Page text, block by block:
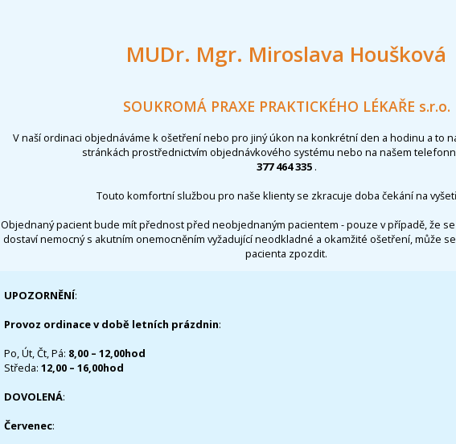
MUDr. Mgr. Miroslava Houšková
SOUKROMÁ PRAXE PRAKTICKÉHO LÉKAŘE s.r.o.
V naší ordinaci objednáváme k ošetření nebo pro jiný úkon na konkrétní den a hodinu a to
stránkách prostřednictvím objednávkového systému nebo na našem
377 464 335 .
Touto komfortní službou pro naše klienty se zkracuje doba čekání na
Objednaný pacient bude mít přednost před neobjednaným pacientem - pouze v případě, že
dostaví nemocný s akutním onemocněním vyžadující neodkladné a okamžité ošetření, může
pacienta zpozdit.
UPOZORNĚNÍ:
Provoz ordinace v době letních prázdnin:
Po, Út, Čt, Pá: 8,00 – 12,00hod
Středa: 12,00 – 16,00hod
DOVOLENÁ:
Červenec: